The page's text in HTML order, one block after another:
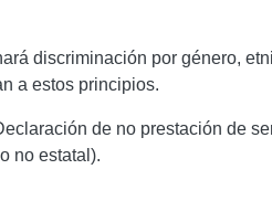
discriminación por género,
a estos principios.
de no prestación de
no estatal).